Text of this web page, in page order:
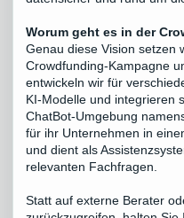
Worum geht es in der
Genau diese Vision setzen
Crowdfunding-Kampagne
entwickeln wir für
KI-Modelle und integrieren
ChatBot-Umgebung
für ihr Unternehmen in
und dient als
relevanten Fachfragen.
Statt auf externe Berater